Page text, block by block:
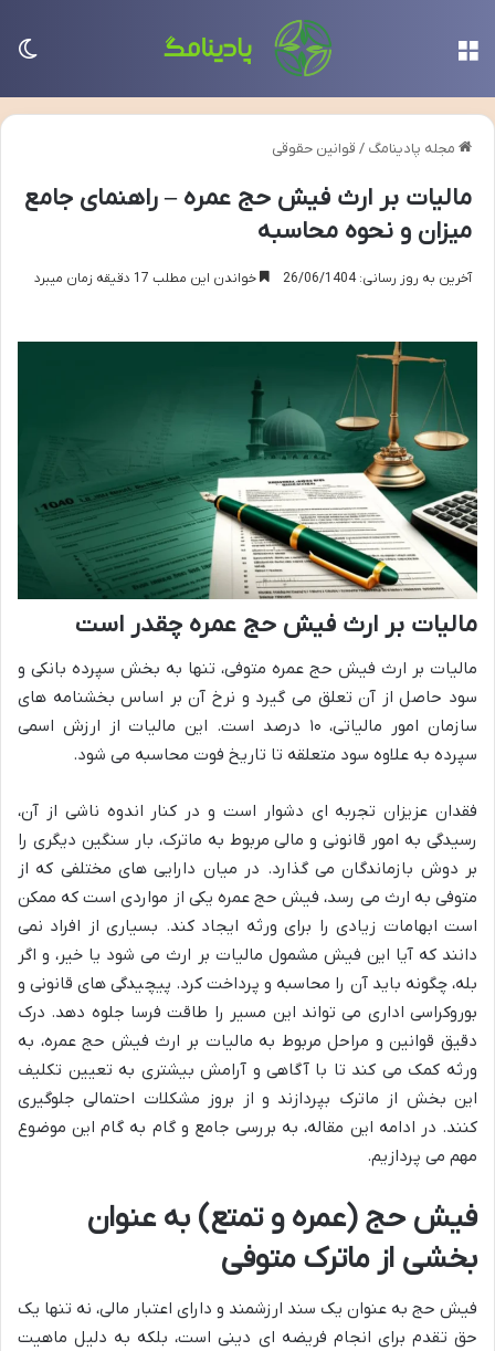
مجله پادینامگ / قوانین حقوقی
مالیات بر ارث فیش حج عمره – راهنمای جامع
میزان و نحوه محاسبه
آخرین به روز رسانی: 26/06/1404 خواندن این مطلب 17 دقیقه زمان میبرد
مالیات بر ارث فیش حج عمره چقدر است
مالیات بر ارث فیش حج عمره متوفی، تنها به بخش سپرده بانکی و
سود حاصل از آن تعلق می گیرد و نرخ آن بر اساس بخشنامه های
سازمان امور مالیاتی، ۱۰ درصد است. این مالیات از ارزش اسمی
سپرده به علاوه سود متعلقه تا تاریخ فوت محاسبه می شود.
فقدان عزیزان تجربه ای دشوار است و در کنار اندوه ناشی از آن،
رسیدگی به امور قانونی و مالی مربوط به ماترک، بار سنگین دیگری را
بر دوش بازماندگان می گذارد. در میان دارایی های مختلفی که از
متوفی به ارث می رسد، فیش حج عمره یکی از مواردی است که ممکن
است ابهامات زیادی را برای ورثه ایجاد کند. بسیاری از افراد نمی
دانند که آیا این فیش مشمول مالیات بر ارث می شود یا خیر، و اگر
بله، چگونه باید آن را محاسبه و پرداخت کرد. پیچیدگی های قانونی و
بوروکراسی اداری می تواند این مسیر را طاقت فرسا جلوه دهد. درک
دقیق قوانین و مراحل مربوط به مالیات بر ارث فیش حج عمره، به
ورثه کمک می کند تا با آگاهی و آرامش بیشتری به تعیین تکلیف
این بخش از ماترک بپردازند و از بروز مشکلات احتمالی جلوگیری
کنند. در ادامه این مقاله، به بررسی جامع و گام به گام این موضوع
مهم می پردازیم.
فیش حج (عمره و تمتع) به عنوان
بخشی از ماترک متوفی
فیش حج به عنوان یک سند ارزشمند و دارای اعتبار مالی، نه تنها یک
حق تقدم برای انجام فریضه ای دینی است، بلکه به دلیل ماهیت